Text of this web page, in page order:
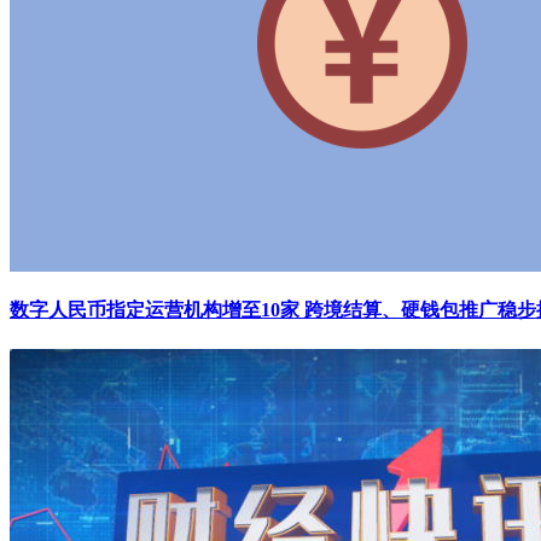
数字人民币指定运营机构增至10家 跨境结算、硬钱包推广稳步